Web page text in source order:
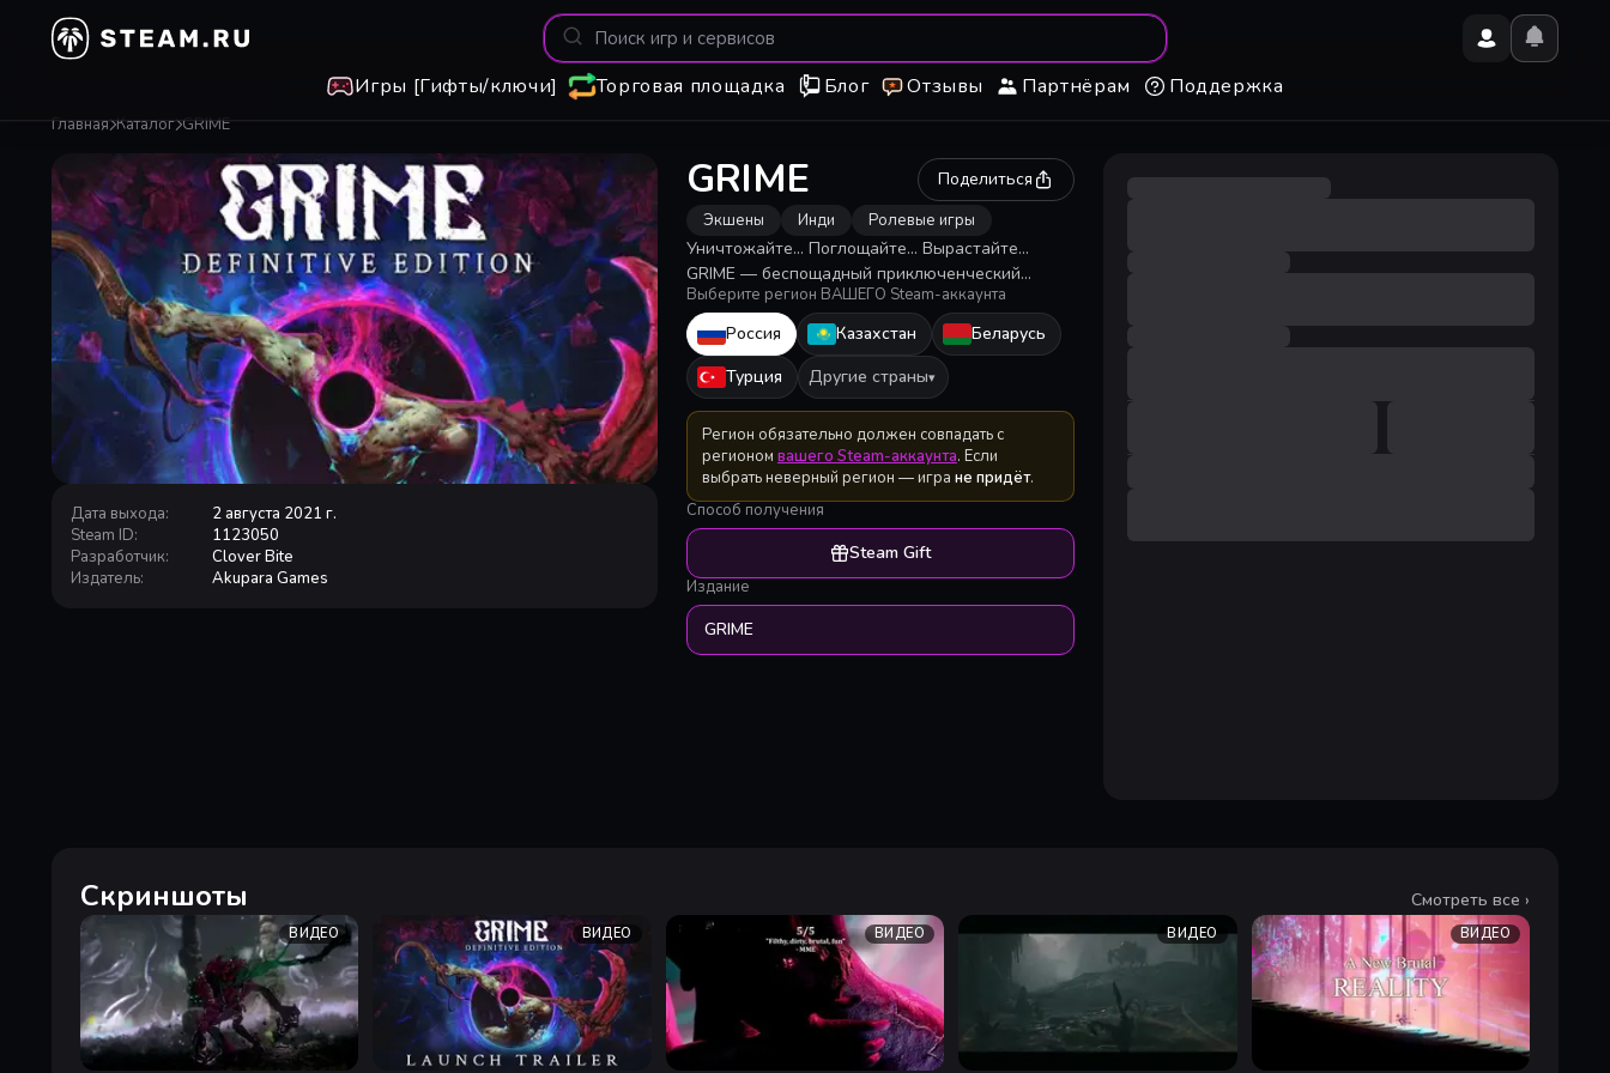
Игры [Гифты/ключи] Торговая площадка Блог Отзывы Партнёрам Поддержка
Главная Каталог GRIME
Дата выхода:
2 августа 2021 г.
Steam ID:
1123050
Разработчик:
Clover Bite
Издатель: Akupara Games
GRIME Поделиться
Экшены Инди Ролевые игры
Уничтожайте... Поглощайте... Вырастайте...
GRIME — беспощадный приключенческий
ролевой экшен; вам предстоит вооружиться
мутирующим оружием, сокрушить врагов и
поглотить их останки чёрной дырой, чтобы
укрепить свое вместилище.
Выберите регион ВАШЕГО Steam-аккаунта
Россия Казахстан
Беларусь
Турция
Другие страны▾
Регион обязательно должен совпадать с
регионом вашего Steam-аккаунта. Если
выбрать неверный регион — игра не придёт.
Способ получения
Steam Gift
Издание
GRIME
Скриншоты Смотреть все ›
ВИДЕО ВИДЕО ВИДЕО ВИДЕО ВИДЕО